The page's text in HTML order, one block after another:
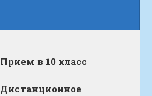
Прием в 10 класс
Дистанционное